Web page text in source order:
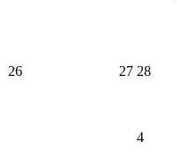
26 27 28
4